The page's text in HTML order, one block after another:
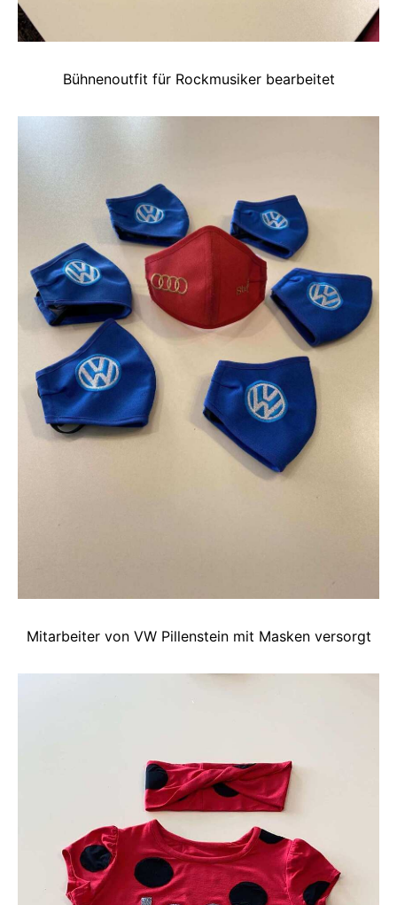
Bühnenoutfit für Rockmusiker bearbeitet
Mitarbeiter von VW Pillenstein mit Masken versorgt